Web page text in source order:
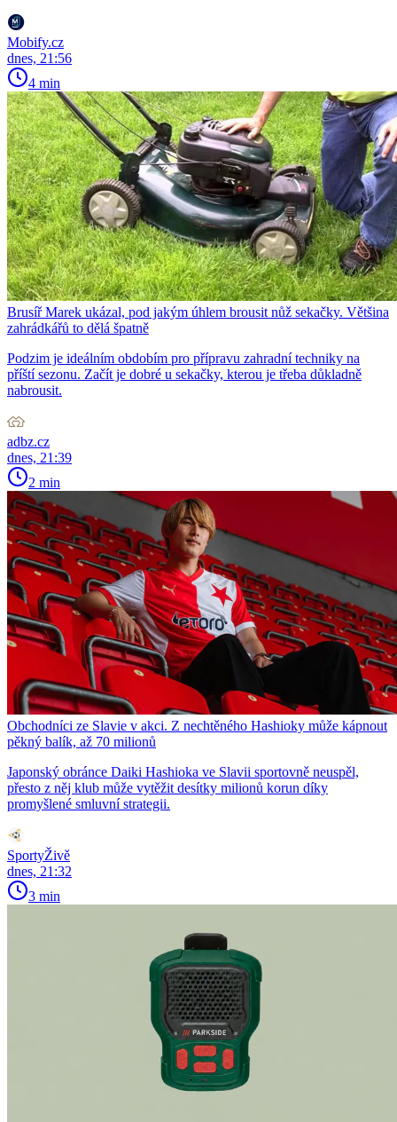
Mobify.cz
dnes, 21:56
4 min
Brusíř Marek ukázal, pod jakým úhlem brousit nůž sekačky. Většina
zahrádkářů to dělá špatně
Podzim je ideálním obdobím pro přípravu zahradní techniky na
příští sezonu. Začít je dobré u sekačky, kterou je třeba důkladně
nabrousit.
adbz.cz
dnes, 21:39
2 min
Obchodníci ze Slavie v akci. Z nechtěného Hashioky může kápnout
pěkný balík, až 70 milionů
Japonský obránce Daiki Hashioka ve Slavii sportovně neuspěl,
přesto z něj klub může vytěžit desítky milionů korun díky
promyšlené smluvní strategii.
SportyŽivě
dnes, 21:32
3 min